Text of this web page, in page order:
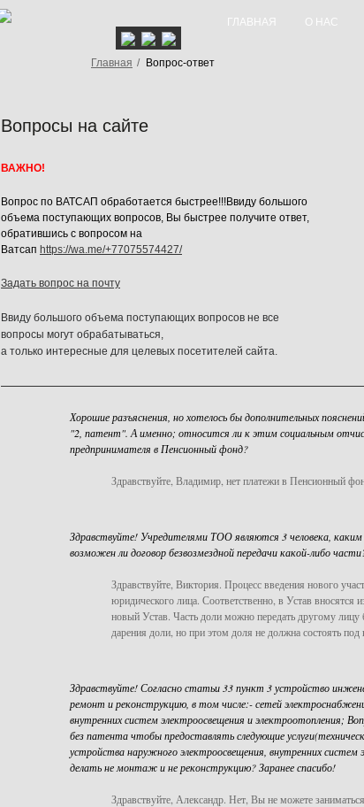
ГЛАВНАЯ О НАС
Главная / Вопрос-ответ
Вопросы на сайте
ВАЖНО!
Вопрос по ВАТСАП обработается быстрее!!!Ввиду большого
объема поступающих вопросов, Вы быстрее получите ответ,
обратившись с вопросом на
Ватсап https://wa.me/+77075574427/
Задать вопрос на почту
Ввиду большого объема поступающих вопросов не все
вопросы могут обрабатываться,
а только интересные для целевых посетителей сайта.
Хорошие разъяснения, но хотелось бы дополнительных
"2, патент". А именно; относится ли к этим социальным
предпринимателя в Пенсионный фонд?
Здравствуйте, Владимир, нет платежи в Пенсионный
Здравствуйте! Учредителями ТОО являются 3 человека, каким
возможен ли договор безвозмездной передачи какой-либо
Здравствуйте, Виктория. Процесс введения нового
юридического лица. Соответственно, в Устав вносятся
новый Устав. Часть доли можно передать другому лицу
дарения доли, но при этом доля не должна состоять
Здравствуйте! Согласно статьи 33 пункт 3 устройство
ремонт и реконструкцию, в том числе:- сетей
внутренних систем электроосвещения и электроотопления;
без патента чтобы предоставлять следующие
устройства наружного электроосвещения, внутренних
делать не монтаж и не реконструкцию? Заранее спасибо!
Здравствуйте, Александр. Нет, Вы не можете